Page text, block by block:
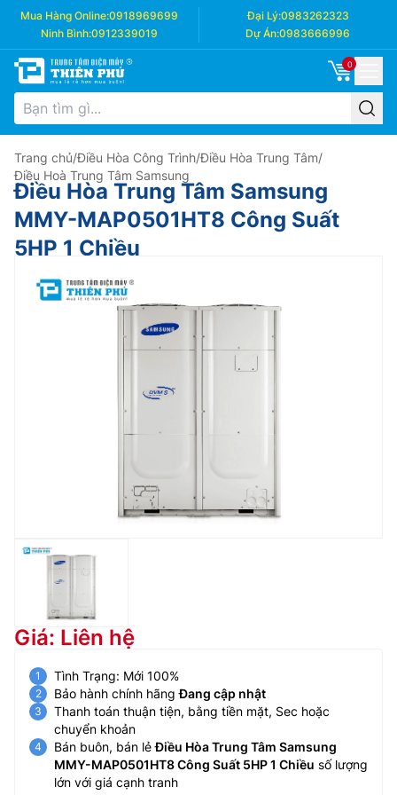
Mua Hàng Online:0918969699 Đại Lý:0983262323
Ninh Bình:0912339019 Dự Án:0983666996
0
Trang chủ/Điều Hòa Công Trình/Điều Hòa Trung Tâm/
Điều Hoà Trung Tâm Samsung
Điều Hòa Trung Tâm Samsung
MMY-MAP0501HT8 Công Suất
5HP 1 Chiều
Giá: Liên hệ
Tình Trạng: Mới 100%
Bảo hành chính hãngĐang cập nhật
Thanh toán thuận tiện, bằng tiền mặt, Sec hoặc
chuyển khoản
Bán buôn, bán lẻĐiều Hòa Trung Tâm Samsung
MMY-MAP0501HT8 Công Suất 5HP 1 Chiều số lượng
lớn với giá cạnh tranh